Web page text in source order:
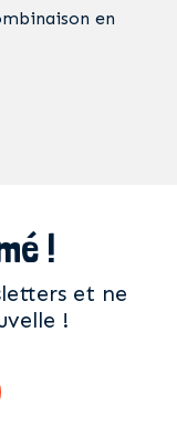
en
!
et ne
!